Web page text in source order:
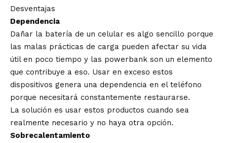
Desventajas
Dependencia
Dañar la batería de un celular es algo sencillo porque
las malas prácticas de carga pueden afectar su vida
útil en poco tiempo y las powerbank son un elemento
que contribuye a eso. Usar en exceso estos
dispositivos genera una dependencia en el teléfono
porque necesitará constantemente restaurarse.
La solución es usar estos productos cuando sea
realmente necesario y no haya otra opción.
Sobrecalentamiento